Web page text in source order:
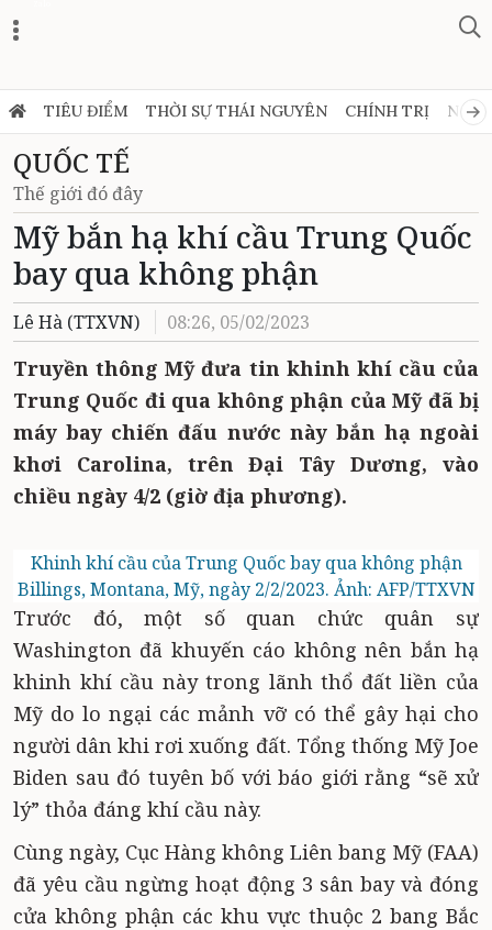
TIÊU ĐIỂM THỜI SỰ THÁI NGUYÊN CHÍNH TRỊ NGHỊ
QUỐC TẾ
Thế giới đó đây
Mỹ bắn hạ khí cầu Trung Quốc
bay qua không phận
Lê Hà (TTXVN) 08:26, 05/02/2023
Truyền thông Mỹ đưa tin khinh khí cầu của
Trung Quốc đi qua không phận của Mỹ đã bị
máy bay chiến đấu nước này bắn hạ ngoài
khơi Carolina, trên Đại Tây Dương, vào
chiều ngày 4/2 (giờ địa phương).
Khinh khí cầu của Trung Quốc bay qua không phận
Billings, Montana, Mỹ, ngày 2/2/2023. Ảnh: AFP/TTXVN
Trước đó, một số quan chức quân sự
Washington đã khuyến cáo không nên bắn hạ
khinh khí cầu này trong lãnh thổ đất liền của
Mỹ do lo ngại các mảnh vỡ có thể gây hại cho
người dân khi rơi xuống đất. Tổng thống Mỹ Joe
Biden sau đó tuyên bố với báo giới rằng “sẽ xử
lý” thỏa đáng khí cầu này.
Cùng ngày, Cục Hàng không Liên bang Mỹ (FAA)
đã yêu cầu ngừng hoạt động 3 sân bay và đóng
cửa không phận các khu vực thuộc 2 bang Bắc